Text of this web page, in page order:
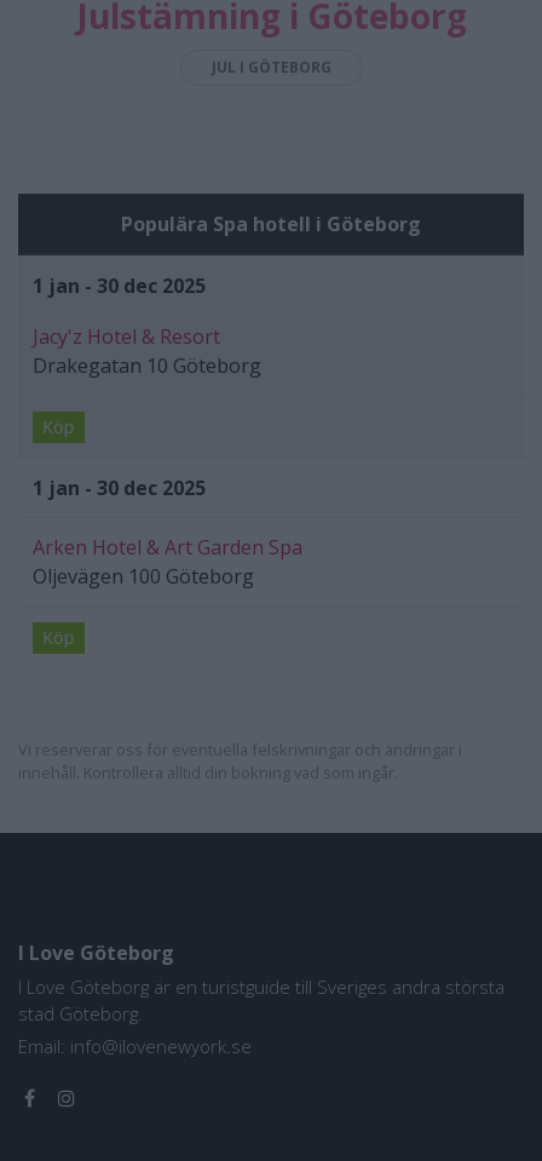
Julstämning i Göteborg
JUL I GÖTEBORG
Populära Spa hotell i Göteborg
1 jan - 30 dec 2025
Jacy'z Hotel & Resort
Drakegatan 10 Göteborg
1 jan - 30 dec 2025
Arken Hotel & Art Garden Spa
Oljevägen 100 Göteborg
Vi reserverar oss för eventuella felskrivningar och ändringar i
innehåll. Kontrollera alltid din bokning vad som ingår.
I Love Göteborg
I Love Göteborg är en turistguide till Sveriges andra största
stad Göteborg.
Email: info@ilovenewyork.se